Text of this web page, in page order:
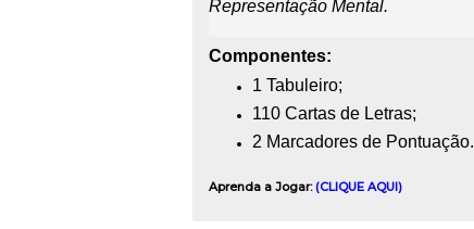
Representação Mental.
Componentes:
1 Tabuleiro;
110 Cartas de Letras;
2 Marcadores de Pontuação.
Aprenda a Jogar:(CLIQUE AQUI)